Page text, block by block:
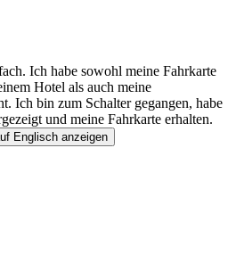
Ich habe sowohl meine Fahrkarte
Hotel als auch meine
Ich bin zum Schalter gegangen, habe
und meine Fahrkarte erhalten.
Englisch anzeigen